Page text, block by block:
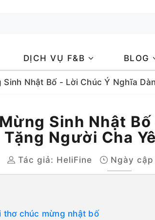
DỊCH VỤ F&B BLOG
Sinh Nhật Bố - Lời Chúc Ý Nghĩa
Sinh Nhật
Tặng Người Cha
Tác giả: HeliFine Ngày cập
thơ chúc mừng nhật bố